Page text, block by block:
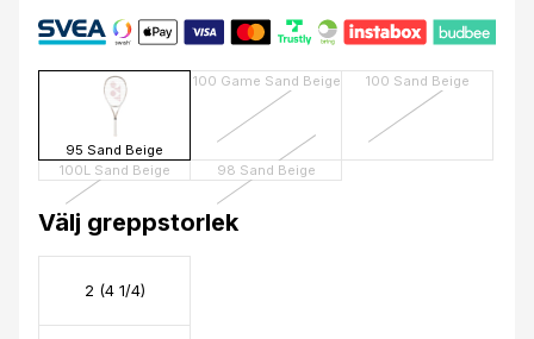
95 Sand Beige
100 Game Sand Beige 100 Sand Beige
100L Sand Beige 98 Sand Beige
Välj greppstorlek
2 (4 1/4)